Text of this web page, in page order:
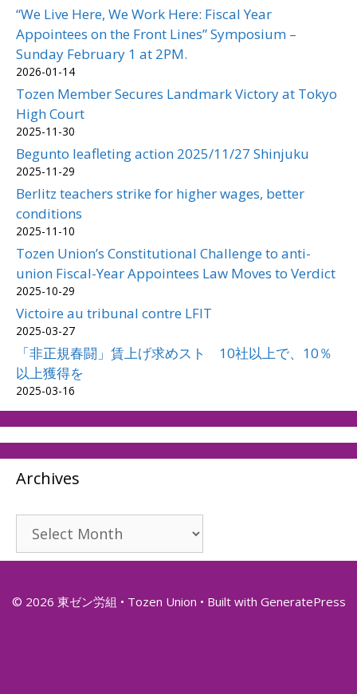
“We Live Here, We Work Here: Fiscal Year
Appointees on the Front Lines” Symposium –
Sunday February 1 at 2PM.
2026-01-14
Tozen Member Secures Landmark Victory at Tokyo
High Court
2025-11-30
Begunto leafleting action 2025/11/27 Shinjuku
2025-11-29
Berlitz teachers strike for higher wages, better
conditions
2025-11-10
Tozen Union’s Constitutional Challenge to anti-
union Fiscal-Year Appointees Law Moves to Verdict
2025-10-29
Victoire au tribunal contre LFIT
2025-03-27
「非正規春闘」賃上げ求めスト 10社以上で、10％
以上獲得を
2025-03-16
Archives
Archives
© 2026 東ゼン労組 • Tozen Union • Built with GeneratePress